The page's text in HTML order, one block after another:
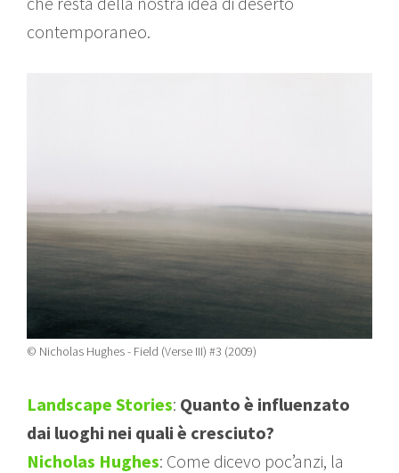
contemporaneo.
© Nicholas Hughes - Field (Verse III) #3 (2009)
Landscape Stories: Quanto è influenzato
dai luoghi nei quali è cresciuto?
Nicholas Hughes: Come dicevo poc’anzi, la